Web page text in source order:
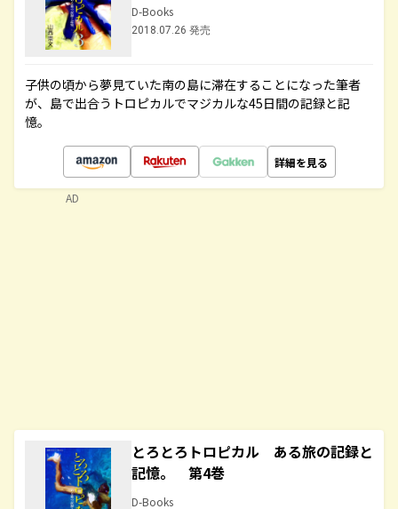
D-Books
2018.07.26 発売
子供の頃から夢見ていた南の島に滞在することになった筆者
が、島で出合うトロピカルでマジカルな45日間の記録と記
憶。
詳細を見る
とろとろトロピカル ある旅の記録と
記憶。 第4巻
D-Books
AD